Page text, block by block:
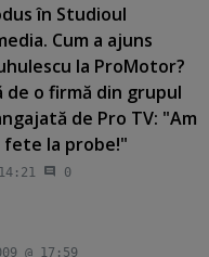
în Studioul
Cum a ajuns
la ProMotor?
de o firmă din grupul
de Pro TV: "Am
la probe!"
0
@ 17:59